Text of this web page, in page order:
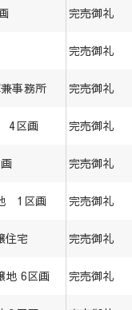
完売御礼
完売御礼
事務所 完売御礼
4区画 完売御礼
完売御礼
1区画 完売御礼
住宅 完売御礼
地 6区画 完売御礼